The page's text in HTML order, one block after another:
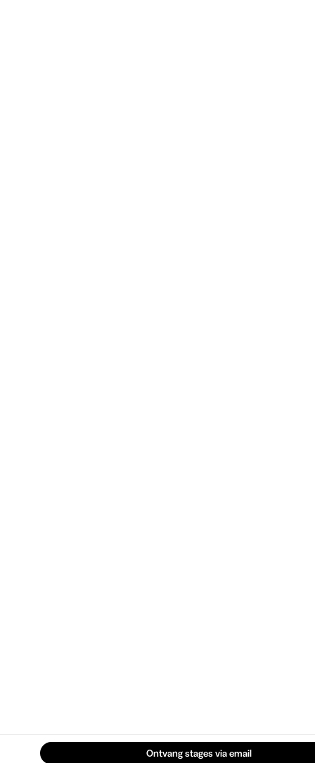
Ontvang stages via email